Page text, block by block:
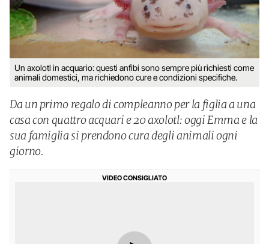
Un axolotl in acquario: questi anfibi sono sempre più richiesti come
animali domestici, ma richiedono cure e condizioni specifiche.
Da un primo regalo di compleanno per la figlia a una
casa con quattro acquari e 20 axolotl: oggi Emma e la
sua famiglia si prendono cura degli animali ogni
giorno.
VIDEO CONSIGLIATO